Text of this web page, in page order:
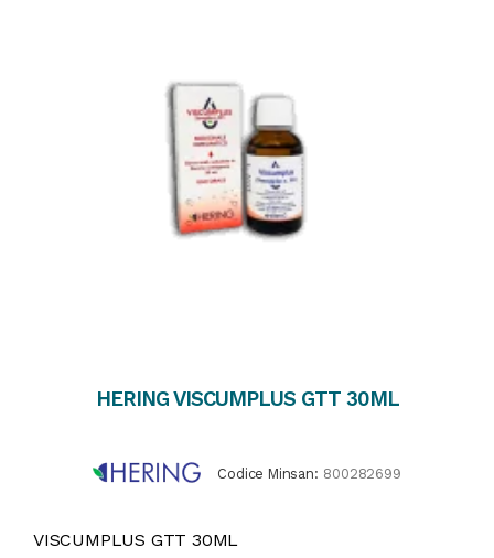
HERING VISCUMPLUS GTT 30ML
Codice Minsan: 800282699
VISCUMPLUS GTT 30ML